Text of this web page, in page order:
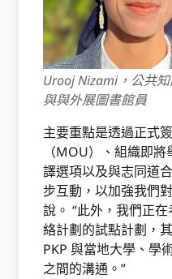
Urooj Nizami，公共
與與外展圖書館員
主要重點是透過正式
（MOU）、組織即
譯選項以及與志同道
步互動，以加強我們
說。 “此外，我們正
絡計劃的試點計劃，
PKP 與當地大學、學
之間的溝通。”